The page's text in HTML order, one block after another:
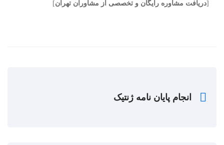
[دریافت مشاوره رایگان و تخصصی از مشاوران تهران]
انجام پایان نامه ژنتیک